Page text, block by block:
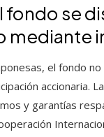
fondo se
mediante
el fondo
accionaria.
y garantías